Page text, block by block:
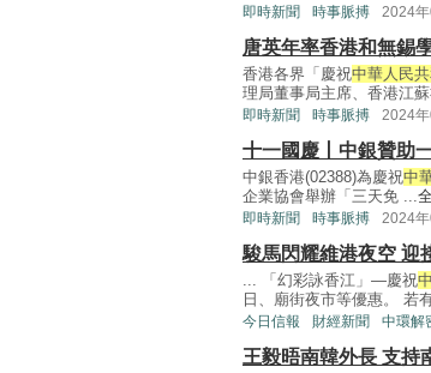
即時新聞 時事脈搏 2024
唐英年率香港和無錫
香港各界「慶祝中華人民
理局董事局主席、香港江
即時新聞 時事脈搏 2024
十一國慶丨中銀贊助
中銀香港(02388)為慶祝中
企業協會舉辦「三天免 ...
即時新聞 時事脈搏 2024
駿馬閃耀維港夜空 迎
... 「幻彩詠香江」—慶祝
日、廟街夜市等優惠。 若
今日信報 財經新聞 中環解
王毅晤南韓外長 支持